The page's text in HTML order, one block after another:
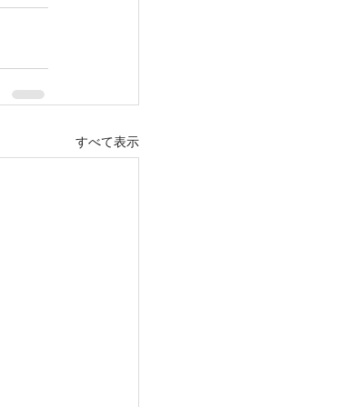
すべて表示